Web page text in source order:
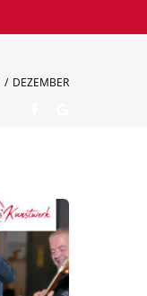
/ DEZEMBER